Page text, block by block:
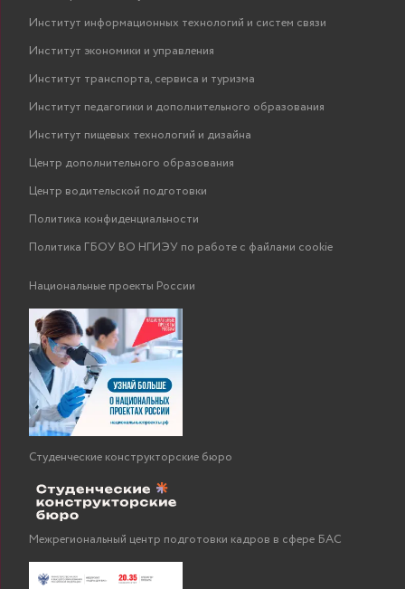
Институт информационных технологий и систем связи
Институт экономики и управления
Институт транспорта, сервиса и туризма
Институт педагогики и дополнительного образования
Институт пищевых технологий и дизайна
Центр дополнительного образования
Центр водительской подготовки
Политика конфиденциальности
Политика ГБОУ ВО НГИЭУ по работе с файлами cookie
Национальные проекты России
Студенческие конструкторские бюро
Межрегиональный центр подготовки кадров в сфере БАС